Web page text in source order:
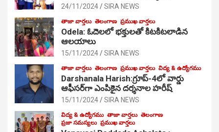
24/11/2024 SIRA NEWS
తాజా వార్తలు తెలంగాణ ప్రముఖ వార్తలు
Odela: ఓదెల‌లో భక్తులతో కిటకిటలాడిన
ఆల‌యాలు
15/11/2024 SIRA NEWS
తాజా వార్తలు తెలంగాణ ప్రముఖ వార్తలు విద్య & ఉద్యోగము
Darshanala Harish:గ్రూప్-4లో వార్డు
ఆఫీసర్‌గా ఎంపికైన దర్శనాల హరీష్
15/11/2024 SIRA NEWS
విద్య & ఉద్యోగము తాజా వార్తలు తెలంగాణ
ప్రజా సమస్యలు ప్రముఖ వార్తలు